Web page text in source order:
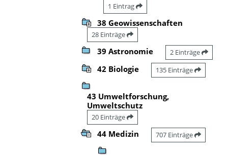
1 Eintrag
38 Geowissenschaften
28 Einträge
39 Astronomie 2 Einträge
42 Biologie 135 Einträge
43 Umweltforschung,
Umweltschutz
20 Einträge
44 Medizin 707 Einträge